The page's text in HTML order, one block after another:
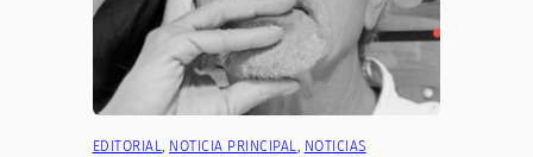
EDITORIAL, NOTICIA PRINCIPAL, NOTICIAS